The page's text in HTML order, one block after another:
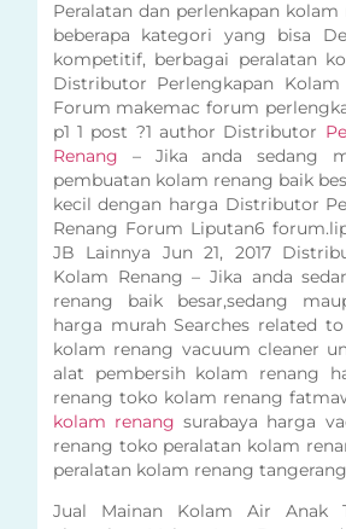
Peralatan dan perlenkapan
beberapa kategori yang bisa
kompetitif, berbagai peralatan
Distributor Perlengkapan Kolam
Forum makemac forum
p1 1 post ?1 author Distributor
Renang – Jika anda sedang
pembuatan kolam renang baik
kecil dengan harga Distributor
Renang Forum Liputan6
JB Lainnya Jun 21, 2017
Kolam Renang – Jika anda
renang baik besar,sedang
harga murah Searches related
kolam renang vacuum cleaner
alat pembersih kolam renang
renang toko kolam renang
kolam renang surabaya harga
renang toko peralatan kolam
peralatan kolam renang
Jual Mainan Kolam Air Anak